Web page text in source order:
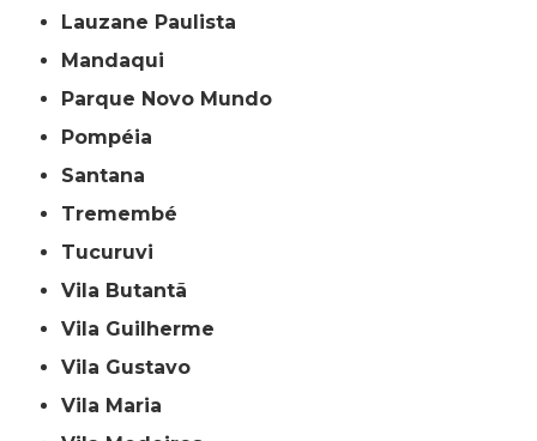
Lauzane Paulista
Mandaqui
Parque Novo Mundo
Pompéia
Santana
Tremembé
Tucuruvi
Vila Butantã
Vila Guilherme
Vila Gustavo
Vila Maria